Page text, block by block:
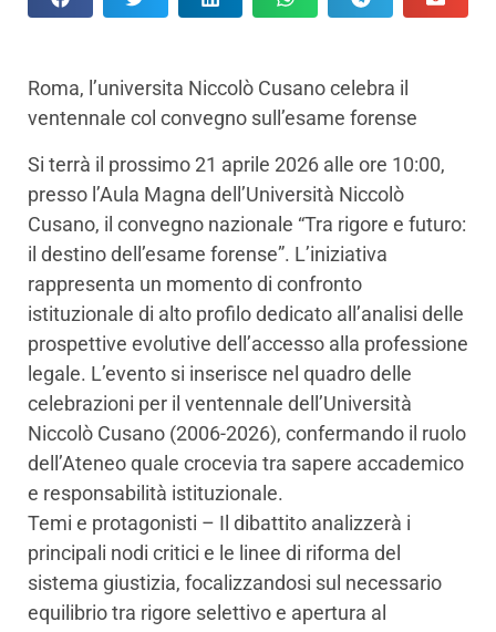
Roma, l’universita Niccolò Cusano celebra il
ventennale col convegno sull’esame forense
Si terrà il prossimo 21 aprile 2026 alle ore 10:00,
presso l’Aula Magna dell’Università Niccolò
Cusano, il convegno nazionale “Tra rigore e futuro:
il destino dell’esame forense”. L’iniziativa
rappresenta un momento di confronto
istituzionale di alto profilo dedicato all’analisi delle
prospettive evolutive dell’accesso alla professione
legale. L’evento si inserisce nel quadro delle
celebrazioni per il ventennale dell’Università
Niccolò Cusano (2006-2026), confermando il ruolo
dell’Ateneo quale crocevia tra sapere accademico
e responsabilità istituzionale.
Temi e protagonisti – Il dibattito analizzerà i
principali nodi critici e le linee di riforma del
sistema giustizia, focalizzandosi sul necessario
equilibrio tra rigore selettivo e apertura al